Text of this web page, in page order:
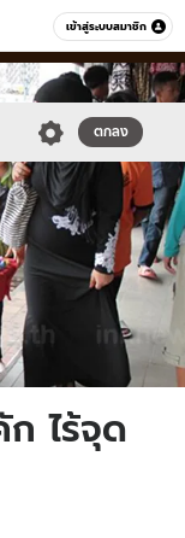
เข้าสู่ระบบสมาชิก
หมวดอื่นๆ
ตกลง
ก ไร้จุด